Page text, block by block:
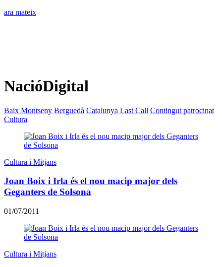
ara mateix
NacióDigital
Baix Montseny Berguedà Catalunya Last Call Contingut patrocinat
Cultura
Cultura i Mitjans
Joan Boix i Irla és el nou macip major dels
Geganters de Solsona
01/07/2011
Cultura i Mitjans